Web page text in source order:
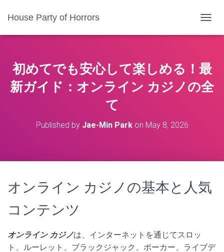
House Party of Horrors
O
L
E
N
A
初めてでも安心して楽しめる！最
新ガイド：オンライン カジノの全
て
Published by Jae-Min Parkon May 8, 2026
オンライン カジノの基本と人気
コンテンツ
オンライン カジノは、インターネットを通じてスロッ
ト、ルーレット、ブラックジャック、ポーカー、ライブデ